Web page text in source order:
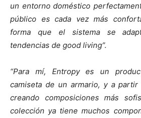
un entorno doméstico
público es cada vez más
forma que el sistema se
tendencias de good living”.
“Para mí, Entropy es un
camiseta de un armario, y a
creando composiciones más
colección ya tiene muchos